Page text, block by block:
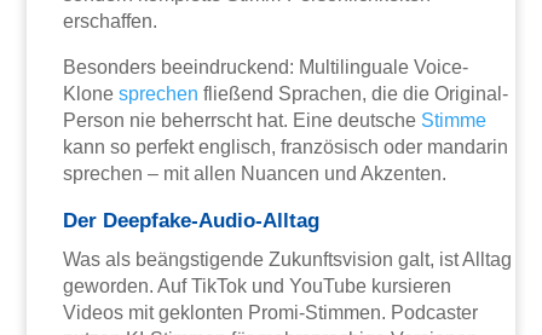
erschaffen.
Besonders beeindruckend: Multilinguale Voice-
Klonesprechen fließend Sprachen, die die Original-
Person nie beherrscht hat. Eine deutsche Stimme
kann so perfekt englisch, französisch oder mandarin
sprechen – mit allen Nuancen und Akzenten.
Der Deepfake-Audio-Alltag
Was als beängstigende Zukunftsvision galt, ist Alltag
geworden. Auf TikTok und YouTube kursieren
Videos mit geklonten Promi-Stimmen. Podcaster